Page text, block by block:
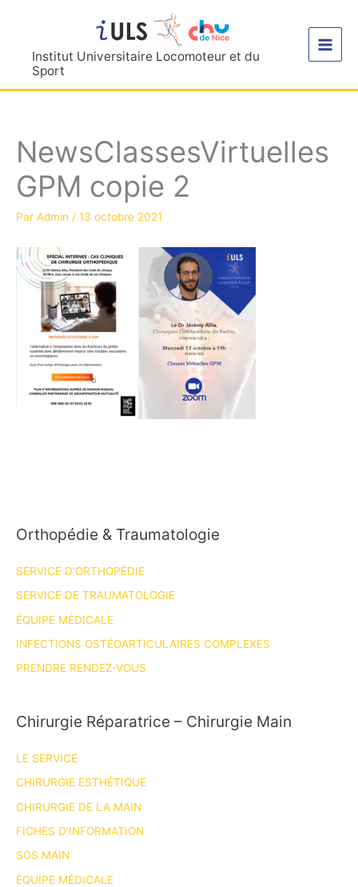
contenuInstitut Universitaire Locomoteur et du
Sport
NewsClassesVirtuelles
GPM copie 2
Par Admin / 13 octobre 2021
Orthopédie & Traumatologie
SERVICE D’ORTHOPÉDIE
SERVICE DE TRAUMATOLOGIE
ÉQUIPE MÉDICALE
INFECTIONS OSTÉOARTICULAIRES COMPLEXES
PRENDRE RENDEZ-VOUS
Chirurgie Réparatrice – Chirurgie Main
LE SERVICE
CHIRURGIE ESTHÉTIQUE
CHIRURGIE DE LA MAIN
FICHES D’INFORMATION
SOS MAIN
ÉQUIPE MÉDICALE